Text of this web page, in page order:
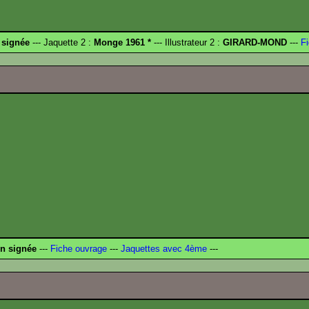
--- Jaquette 2 : Monge 1961 * --- Illustrateur 2 : GIRARD-MOND ---
signée --- Fiche ouvrage --- Jaquettes avec 4ème ---